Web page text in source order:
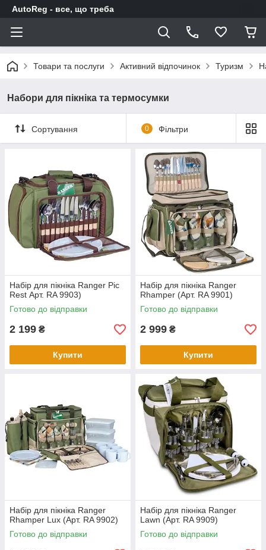
AutoReg - все, що треба
Товари та послуги Активний відпочинок Туризм
Набори для пікніка та термосумки
Сортування 0 Фільтри
Набір для пікніка Ranger Pic
Rest Арт. RA 9903)
Готово до відправки
2 199 ₴
Купити
Набір для пікніка Ranger
Rhamper (Арт. RA 9901)
Готово до відправки
2 999 ₴
Купити
Набір для пікніка Ranger
Rhamper Lux (Арт. RA 9902)
Готово до відправки
Набір для пікніка Ranger
Lawn (Арт. RA 9909)
Готово до відправки